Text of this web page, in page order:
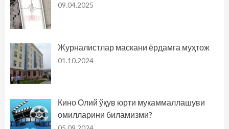
09.04.2025
Журналистлар маскани ёрдамга муҳтож
01.10.2024
Кино Олий ўқув юрти мукаммаллашуви
омилларини биламизми?